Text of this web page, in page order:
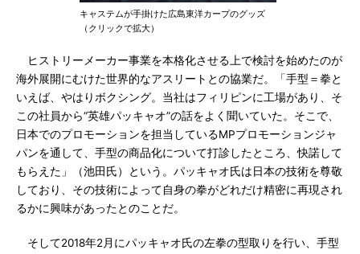
キャステムが手掛けた広島東洋カープのグッズ
（クリックで拡大）
ヒストリーメーカー事業を本格化させる上で検討を始めたのが
海外展開にむけた世界的なアスリートとの協業だ。「手型＝拳と
いえば、やはりボクシング。当社はフィリピンに工場があり、そ
この社員から“英雄パッキャオ”の話をよく聞いていた。そこで、
日本でのプロモーションを担当しているMPプロモーションジャ
パンを通して、手型の商品化について打診したところ、快諾して
もらえた」（池田氏）という。パッキャオ氏は日本の技術を尊敬
しており、その技術によって自身の拳がどれだけ精密に再現され
るかに興味があったとのことだ。
そして2018年2月にパッキャオ氏の左拳の型取りを行い、手型